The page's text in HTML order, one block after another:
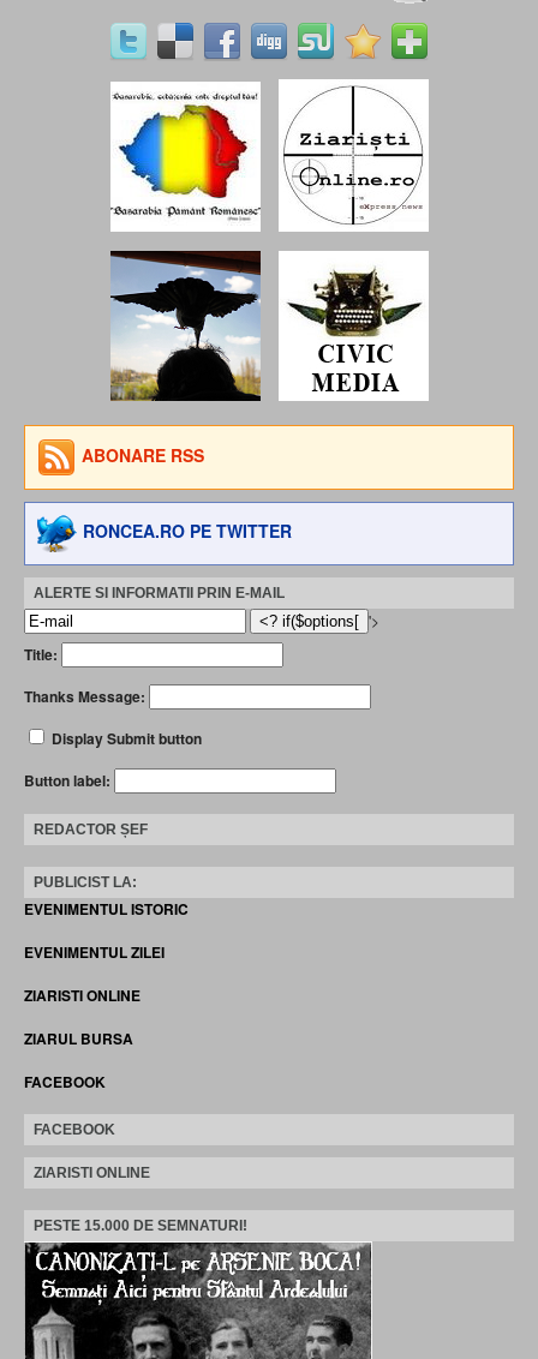
ABONARE RSS
RONCEA.RO PE TWITTER
ALERTE SI INFORMATII PRIN E-MAIL
'>
Title:
Thanks Message:
Display Submit button
Button label:
REDACTOR ȘEF
PUBLICIST LA:
EVENIMENTUL ISTORIC
EVENIMENTUL ZILEI
ZIARISTI ONLINE
ZIARUL BURSA
FACEBOOK
FACEBOOK
ZIARISTI ONLINE
PESTE 15.000 DE SEMNATURI!